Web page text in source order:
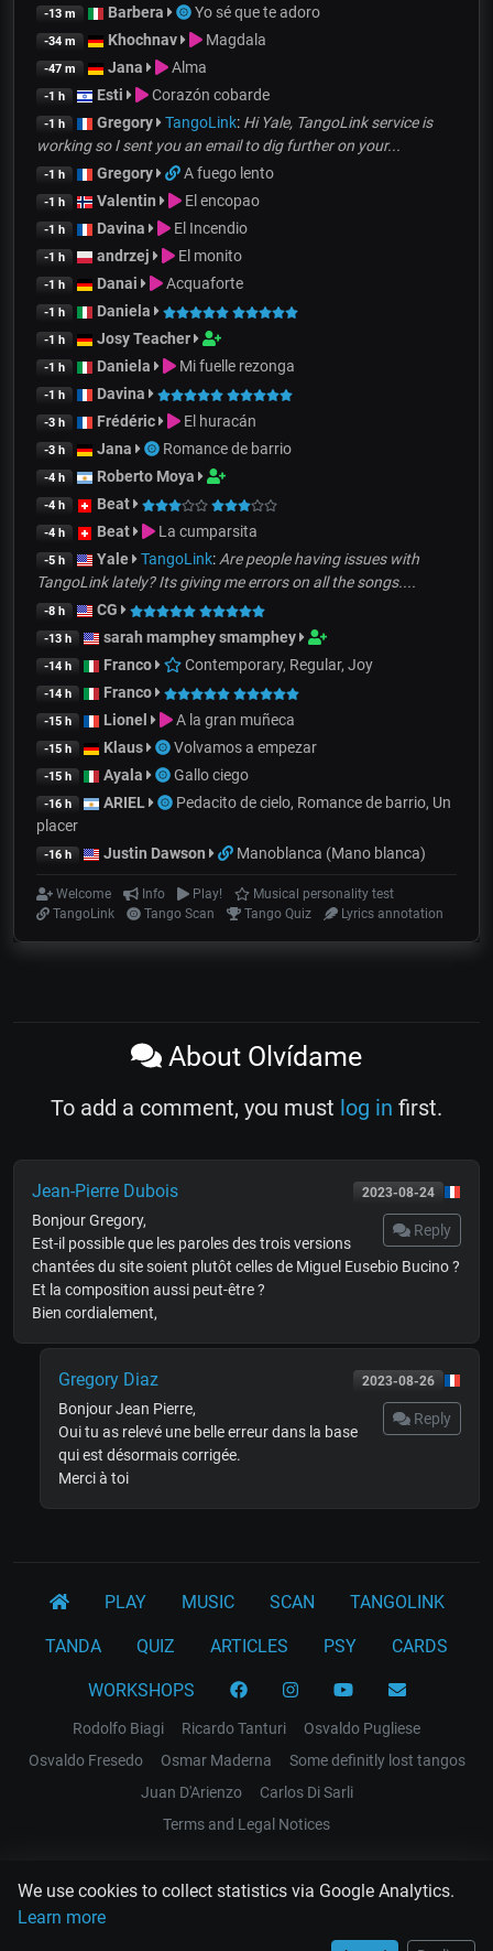
We use cookies to collect statistics via Google Analytics.
Learn more
-13 m Barbera Yo sé que te adoro
-34 m Khochnav Magdala
-47 m Jana Alma
-1 h Esti Corazón cobarde
-1 h Gregory TangoLink: Hi Yale, TangoLink service is
working so I sent you an email to dig further on your...
-1 h Gregory A fuego lento
-1 h Valentin El encopao
-1 h Davina El Incendio
-1 h andrzej El monito
-1 h Danai Acquaforte
-1 h Daniela
-1 h Josy Teacher
-1 h Daniela Mi fuelle rezonga
-1 h Davina
-3 h Frédéric El huracán
-3 h Jana Romance de barrio
-4 h Roberto Moya
-4 h Beat
-4 h Beat La cumparsita
-5 h Yale TangoLink:Are people having issues with
TangoLink lately? Its giving me errors on all the songs....
-8 h CG
-13 h sarah mamphey smamphey
-14 h Franco Contemporary, Regular, Joy
-14 h Franco
-15 h Lionel A la gran muñeca
-15 h Klaus Volvamos a empezar
-15 h Ayala Gallo ciego
-16 h ARIEL
Pedacito de cielo, Romance de barrio, Un
placer
-16 h Justin Dawson Manoblanca (Mano blanca)
Welcome Info Play!
Musical personality test
TangoLink
Tango Scan Tango Quiz Lyrics annotation
About Olvídame
To add a comment, you must log in first.
2023-08-24
Jean-Pierre Dubois
Reply
Bonjour Gregory,
Est-il possible que les paroles des trois versions
chantées du site soient plutôt celles de Miguel Eusebio Bucino ?
Et la composition aussi peut-être ?
Bien cordialement,
2023-08-26
Gregory Diaz
Reply
Bonjour Jean Pierre,
Oui tu as relevé une belle erreur dans la base
qui est désormais corrigée.
Merci à toi
PLAY MUSIC SCAN TANGOLINK
TANDA QUIZ ARTICLES PSY CARDS
WORKSHOPS
Rodolfo Biagi Ricardo Tanturi
Osvaldo Pugliese
Osvaldo Fresedo
Osmar Maderna
Some definitly lost tangos
Juan D'Arienzo
Carlos Di Sarli
Terms and Legal Notices
EL RECODO TANGO